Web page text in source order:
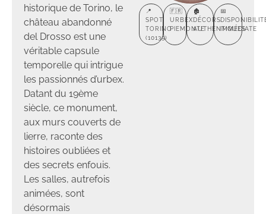
historique de Torino, le
château abandonné
del Drosso est une
véritable capsule
temporelle qui intrigue
les passionnés d’urbex.
Datant du 19ème
siècle, ce monument,
aux murs couverts de
lierre, raconte des
histoires oubliées et
des secrets enfouis.
Les salles, autrefois
animées, sont
désormais
📍
SPOT
TORINO
(10135)
🇫🇷
URBEX
PIEMONTE
🏚️
DÉCORS
AUTHENTIQUES
📅
IMMÉDIATE